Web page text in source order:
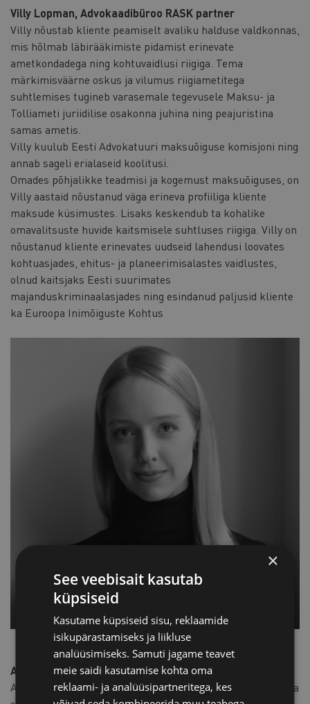
Villy Lopman, Advokaadibüroo RASK partner
Villy nõustab kliente peamiselt avaliku halduse valdkonnas,
mis hõlmab läbirääkimiste pidamist erinevate
ametkondadega ning kohtuvaidlusi riigiga. Tema
märkimisväärne oskus ja vilumus riigiametitega
suhtlemises tugineb varasemale tegevusele Maksu- ja
Tolliameti juriidilise osakonna juhina ning peajuristina
samas ametis.
Villy kuulub Eesti Advokatuuri maksuõiguse komisjoni ning
annab sageli erialaseid koolitusi.
Omades põhjalikke teadmisi ja kogemust maksuõiguses, on
Villy aastaid nõustanud väga erineva profiiliga kliente
maksude küsimustes. Lisaks keskendub ta kohalike
omavalitsuste huvide kaitsmisele suhtluses riigiga. Villy on
nõustanud kliente erinevates uudseid lahendusi loovates
kohtuasjades, ehitus- ja planeerimisalastes vaidlustes,
olnud kaitsjaks Eesti suurimates
majanduskriminaalasjades ning esindanud paljusid kliente
ka Euroopa Inimõiguste Kohtus
Annika Soom, Advokaadibüroo RASK vandeadvokaat
Annika on hinnatud ekspert rahvusvahelise maksuõigusega
×
See veebisait kasutab
küpsiseid
Kasutame küpsiseid sisu, reklaamide
isikupärastamiseks ja liikluse
analüüsimiseks. Samuti jagame teavet
meie saidi kasutamise kohta oma
reklaami- ja analüüsipartneritega, kes